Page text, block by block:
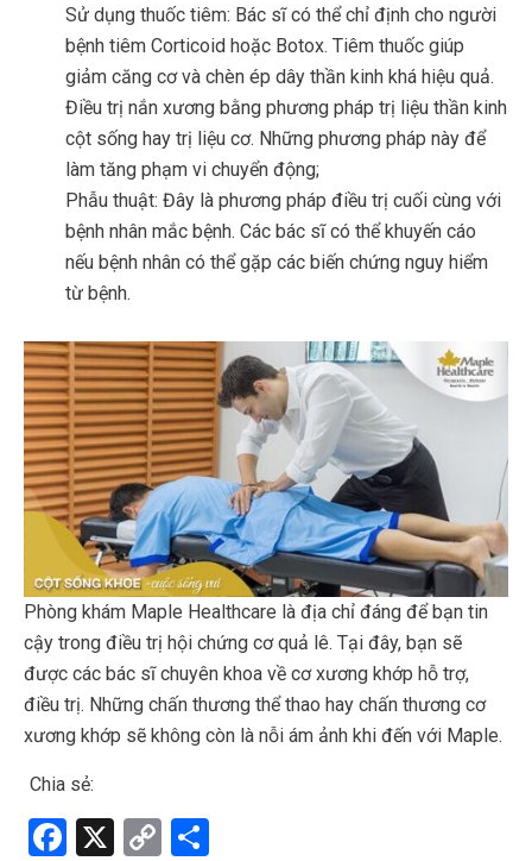
Sử dụng thuốc tiêm: Bác sĩ có thể chỉ định cho người
bệnh tiêm Corticoid hoặc Botox. Tiêm thuốc giúp
giảm căng cơ và chèn ép dây thần kinh khá hiệu quả.
Điều trị nắn xương bằng phương pháp trị liệu thần kinh
cột sống hay trị liệu cơ. Những phương pháp này để
làm tăng phạm vi chuyển động;
Phẫu thuật: Đây là phương pháp điều trị cuối cùng với
bệnh nhân mắc bệnh. Các bác sĩ có thể khuyến cáo
nếu bệnh nhân có thể gặp các biến chứng nguy hiểm
từ bệnh.
Phòng khám Maple Healthcare là địa chỉ đáng để bạn tin
cậy trong điều trị hội chứng cơ quả lê. Tại đây, bạn sẽ
được các bác sĩ chuyên khoa về cơ xương khớp hỗ trợ,
điều trị. Những chấn thương thể thao hay chấn thương cơ
xương khớp sẽ không còn là nỗi ám ảnh khi đến với Maple.
Chia sẻ:
F
X
C